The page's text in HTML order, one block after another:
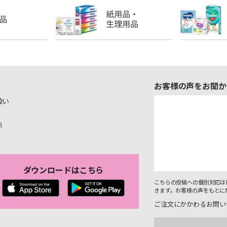
い
ダウンロードはこちら
お客様の声をお聞
こちらの投稿への個別対応
きます。お客様の声をもと
ご注文にかかわるお問